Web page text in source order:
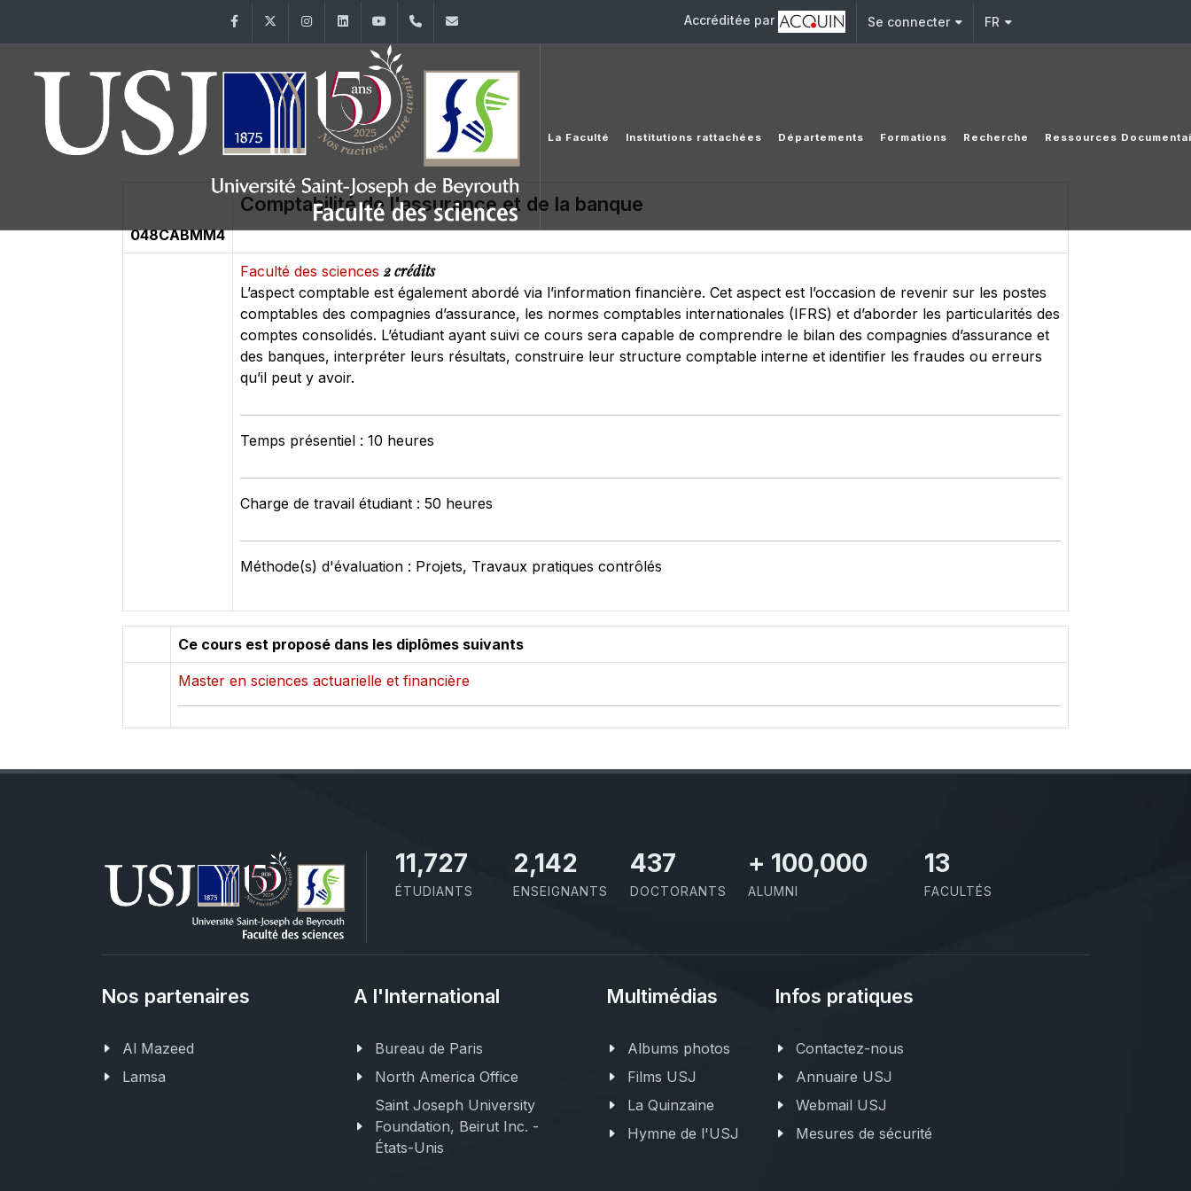
FacebookTwitter InstagramLinkedInYouTube+961 (1) 421 368 Accréditée par Se connecter FR
La Faculté Institutions rattachées Départements Formations Recherche Ressources
048CABMM4
Comptabilité de l'assurance et de la banque
Faculté des sciences2 crédits
L’aspect comptable est également abordé via l’information financière. Cet aspect est l’occasion de revenir sur les postes
comptables des compagnies d’assurance, les normes comptables internationales (IFRS) et d’aborder les particularités des
comptes consolidés. L’étudiant ayant suivi ce cours sera capable de comprendre le bilan des compagnies d’assurance et
des banques, interpréter leurs résultats, construire leur structure comptable interne et identifier les fraudes ou erreurs
qu’il peut y avoir.
Temps présentiel : 10 heures
Charge de travail étudiant : 50 heures
Méthode(s) d'évaluation : Projets, Travaux pratiques contrôlés
Ce cours est proposé dans les diplômes suivants
Master en sciences actuarielle et financière
11,727
ÉTUDIANTS
2,142
ENSEIGNANTS
437
DOCTORANTS
+ 100,000
ALUMNI
13
FACULTÉS
Nos partenaires
Al Mazeed
Lamsa
A l'International
Bureau de Paris
North America Office
Saint Joseph University
Foundation, Beirut Inc. -
États-Unis
Multimédias
Albums photos
Films USJ
La Quinzaine
Hymne de l'USJ
Infos pratiques
Contactez-nous
Annuaire USJ
Webmail USJ
Mesures de sécurité